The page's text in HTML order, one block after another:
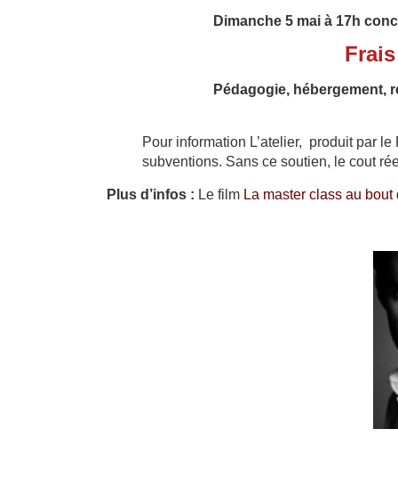
Dimanche 5 mai à 17h
Pédagogie, hébergement,
Pour information L’atelier, produit par
subventions. Sans ce soutien, le cout
Plus d’infos : Le film La master class au bout